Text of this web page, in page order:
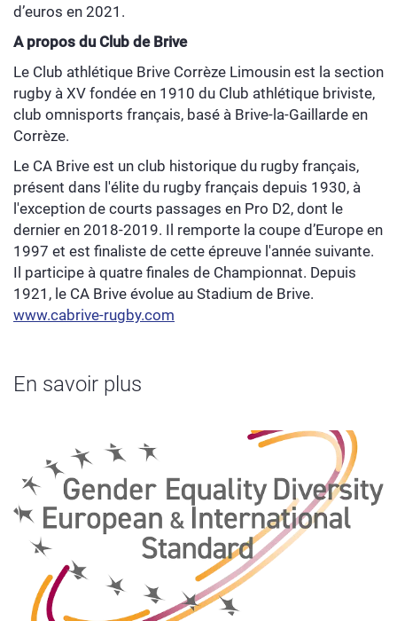
d’euros en 2021.
A propos du Club de Brive
Le Club athlétique Brive Corrèze Limousin est la section
rugby à XV fondée en 1910 du Club athlétique briviste,
club omnisports français, basé à Brive-la-Gaillarde en
Corrèze.
Le CA Brive est un club historique du rugby français,
présent dans l'élite du rugby français depuis 1930, à
l'exception de courts passages en Pro D2, dont le
dernier en 2018-2019. Il remporte la coupe d’Europe en
1997 et est finaliste de cette épreuve l'année suivante.
Il participe à quatre finales de Championnat. Depuis
1921, le CA Brive évolue au Stadium de Brive.
www.cabrive-rugby.com
En savoir plus